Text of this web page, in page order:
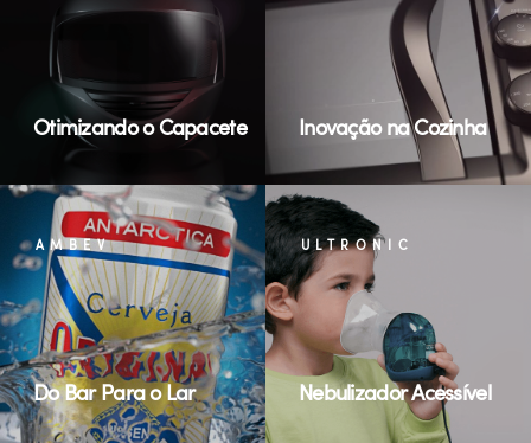
Otimizando o Capacete Inovação na Cozinha
AMBEV
Do Bar Para o Lar
ULTRONIC
Nebulizador Acessível